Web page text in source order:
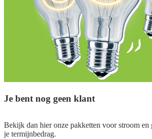
Je bent nog geen klant
Bekijk dan hier onze pakketten voor stroom en
je termijnbedrag.